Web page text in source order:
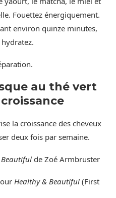
Fouettez énergiquement.
environ quinze minutes,
au thé vert
la croissance des cheveux
deux fois par semaine.
de Zoé Armbruster
Healthy & Beautiful (First